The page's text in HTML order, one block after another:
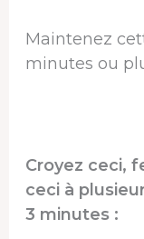
Maintenez
minutes ou
Croyez ceci,
ceci à
3 minutes :